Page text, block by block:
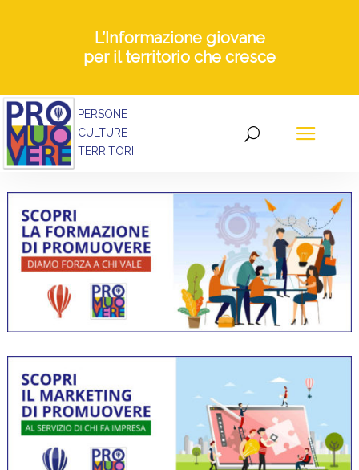
L’Informazione giovane
per il territorio che cresce
PERSONE
CULTURE
TERRITORI